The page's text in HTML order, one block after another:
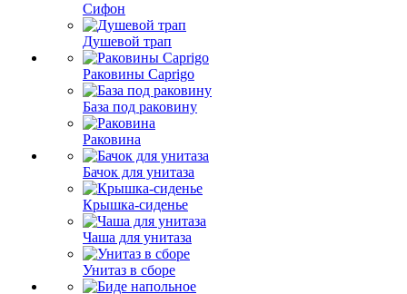
Сифон
Душевой трап
Раковины Caprigo
База под раковину
Раковина
Бачок для унитаза
Крышка-сиденье
Чаша для унитаза
Унитаз в сборе